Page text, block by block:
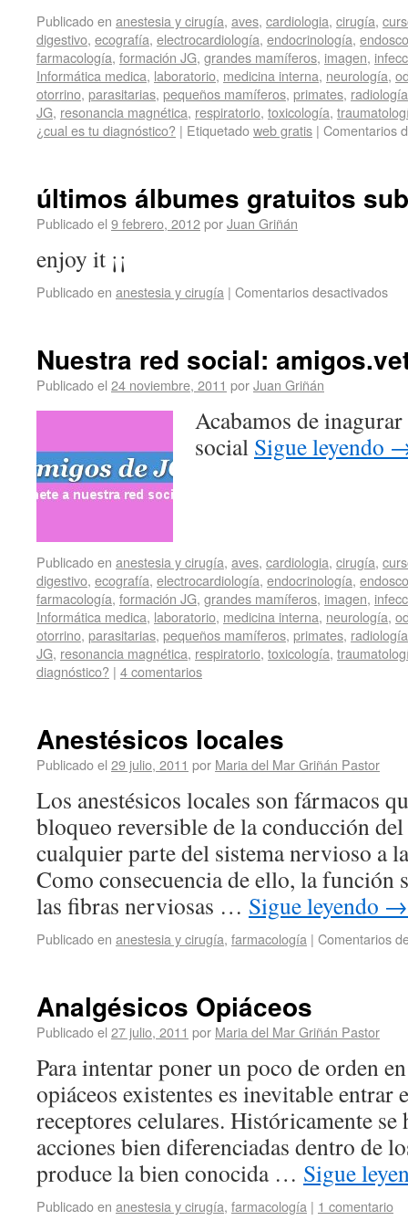
Publicado en anestesia y cirugía, aves, cardiologia, cirugía,
digestivo, ecografía, electrocardiología, endocrinología,
farmacología, formación JG, grandes mamíferos, imagen,
Informática medica, laboratorio, medicina interna, neurología,
otorrino, parasitarias, pequeños mamíferos, primates, radiología
JG, resonancia magnética, respiratorio, toxicología,
¿cual es tu diagnóstico? | Etiquetadoweb gratis | Comentarios
últimos álbumes gratuitos
Publicado el 9 febrero, 2012porJuan Griñán
enjoy it ¡¡
Publicado en anestesia y cirugía | Comentarios desactivados
Nuestra red social:
Publicado el 24 noviembre, 2011 porJuan Griñán
Acabamos de
social Sigue leyendo
Publicado en anestesia y cirugía, aves, cardiologia, cirugía,
digestivo, ecografía, electrocardiología, endocrinología,
farmacología, formación JG, grandes mamíferos, imagen,
Informática medica, laboratorio, medicina interna, neurología,
otorrino, parasitarias, pequeños mamíferos, primates, radiología
JG, resonancia magnética, respiratorio, toxicología,
diagnóstico? | 4 comentarios
Anestésicos locales
Publicado el 29 julio, 2011 por Maria del Mar Griñán Pastor
Los anestésicos locales son fármacos
bloqueo reversible de la conducción
cualquier parte del sistema nervioso a
Como consecuencia de ello, la función
las fibras nerviosas … Sigue leyendo →
Publicado en anestesia y cirugía, farmacología | Comentarios
Analgésicos Opiáceos
Publicado el 27 julio, 2011 por Maria del Mar Griñán Pastor
Para intentar poner un poco de orden
opiáceos existentes es inevitable entrar
receptores celulares. Históricamente
acciones bien diferenciadas dentro de
produce la bien conocida … Sigue
Publicado en anestesia y cirugía, farmacología | 1 comentario